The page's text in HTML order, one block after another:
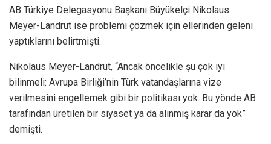
AB Türkiye Delegasyonu Başkanı Büyükelçi Nikolaus
Meyer-Landrut ise problemi çözmek için ellerinden geleni
yaptıklarını belirtmişti.
Nikolaus Meyer-Landrut, “Ancak öncelikle şu çok iyi
bilinmeli: Avrupa Birliği’nin Türk vatandaşlarına vize
verilmesini engellemek gibi bir politikası yok. Bu yönde AB
tarafından üretilen bir siyaset ya da alınmış karar da yok”
demişti.